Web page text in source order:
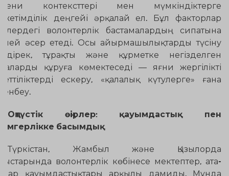
контексттері мен мүмкіндіктерге
деңгейі әрқалай ел. Бұл факторлар
волонтерлік бастамалардың сипатына
әсер етеді. Осы айырмашылықтарды түсіну
тұрақты және құрметке негізделген
құруға көмектеседі — яғни жергілікті
ескеру, «қалалық күтулерге» ғана
Оңтүстік өңірлер: қауымдастық пен
басымдық
Түркістан, Жамбыл және Қызылорда
волонтерлік көбінесе мектептер, ата-
қауымдастықтары арқылы дамиды. Мұнда